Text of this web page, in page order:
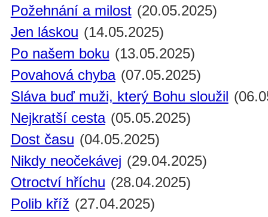
Požehnání a milost (20.05.2025)
Jen láskou (14.05.2025)
Po našem boku (13.05.2025)
Povahová chyba (07.05.2025)
Sláva buď muži, který Bohu sloužil
Nejkratší cesta (05.05.2025)
Dost času (04.05.2025)
Nikdy neočekávej (29.04.2025)
Otroctví hříchu (28.04.2025)
Polib kříž (27.04.2025)